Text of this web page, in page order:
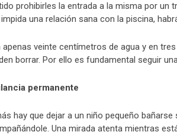
prohibirles la entrada a la misma por un
una relación sana con la piscina,
apenas veinte centímetros de agua y en
borrar. Por ello es fundamental seguir
permanente
hay que dejar a un niño pequeño
Una mirada atenta mientras